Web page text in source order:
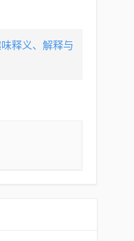
释义、解释与